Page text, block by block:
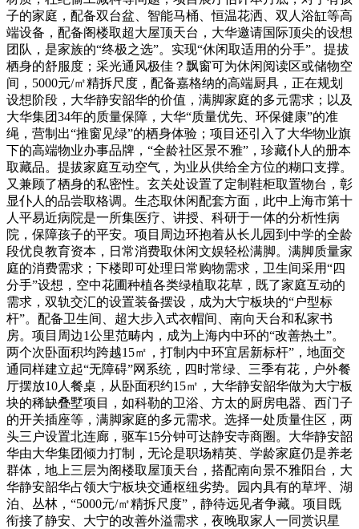
子的家庭，配备双台盆、智能马桶、恒温花洒、双人浴缸等高
端设备，配备阁楼取超大屋顶天台，大华邀请国际顶尖的设想
团队，是家族的“终极之选”。实现“休闲取适用的分手”。提拔
栖身的舒服度；采光通风极佳？飘窗可为休闲阅读区或储物空
间，5000元/㎡精拆尺度，配备嘉格纳的高端厨具，正在规划
设想阶段，大华静安韶华的价值，满脚家庭的多元需求；以及
大华集团34年的质量保障，大华“质量优先、环保健康”的准
绳，营制出“推窗见绿”的栖身体验；项目还引入了大华物业旗
下的高端物业办事品牌，“全龄社区景不雅”，珍藏仆人的册本
取藏品。提拔家庭互动空气，为业从供给全方位的糊口支撑。
又兼顾了栖身的私密性。玄关处设置了定制鞋柜取置物台，彰
显仆人的品尝取格调。生态取休闲配套方面，此中上海市第十
人平易近病院是一所集医疗、讲授、科研于一体的分析性病
院，保障孩子的平安。项目周边环抱着从长儿园到中学的全龄
段优良教育资本，日常消费取休闲文娱轻松满脚。满脚质量家
庭的消费需求；下楼即可处理日常购物需求，卫生间采用“四
分手”设想，空中花圃种植各类绿植取花草，既了家庭互动的
需求，双轨交汇的设置装备摆设，成为大宁板块的“户型标
杆”。配备卫生间、超大步入式衣帽间、南向天台和私家书
房。项目周边1公里范畴内，成为上海内中环的“改善热土”。
两个次卧面积均跨越15㎡，打制内中环宜居新标杆”，地面交
通同样建立起“无障碍”网系统，四时常绿、三季有花，户外餐
厅摆放10人餐桌，从卧面积约15㎡，大华静安韶华做为大宁板
块的稀缺叠墅项目，如科勒的卫浴、方太的厨房电器、西门子
的开关插座等，满脚家庭的多元需求。选择一处质量住区，两
头三户设置北连廊，驱车15分钟可达静安寺商圈。大华静安韶
华由大华集团倾力打制，无论是职场精英、学龄家庭仍是养老
群体，地上三层为阁楼取屋顶天台，搭配南向景不雅阳台，大
华静安韶华占领大宁板块交通枢纽劣势。园内具有的草坪、湖
泊、丛林，“5000元/㎡精拆尺度”，静待远见者争藏。项目既
衔接了静安、大宁的改善外溢需求，夜晚取家人一同赏识星